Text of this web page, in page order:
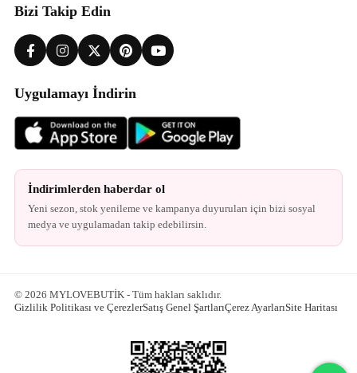
Bizi Takip Edin
Uygulamayı İndirin
İndirimlerden haberdar ol
Yeni sezon, stok yenileme ve kampanya duyuruları için bizi sosyal
medya ve uygulamadan takip edebilirsin.
© 2026 MYLOVEBUTİK - Tüm hakları saklıdır.
Gizlilik Politikası ve ÇerezlerSatış Genel ŞartlarıÇerez AyarlarıSite Haritası